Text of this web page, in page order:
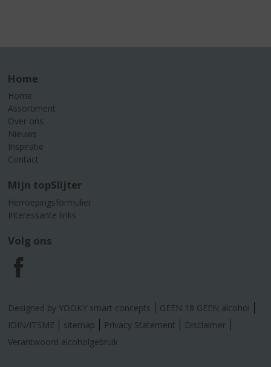
Home
Home
Assortiment
Over ons
Nieuws
Inspiratie
Contact
Mijn topSlijter
Herroepingsformulier
Interessante links
Volg ons
F
a
c
Designed by YOOKY smart concepts
GEEN 18 GEEN alcohol
IDIN/ITSME
sitemap Privacy Statement
Disclaimer
Verantwoord alcoholgebruik